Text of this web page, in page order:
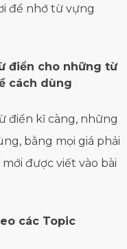
để nhớ từ vựng
điển cho những từ
cách dùng
điển kĩ càng, những
bằng mọi giá phải
được viết vào bài
các Topic